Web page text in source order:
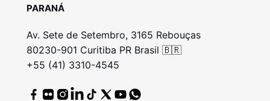
PARANÁ
Av. Sete de Setembro, 3165 Rebouças
80230-901 Curitiba PR Brasil 🇧🇷
+55 (41) 3310-4545